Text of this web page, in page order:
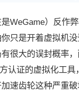
WeGame）反作
你只是开着虚拟机
很大的误封概率
认证的虚拟化工具
速齿轮这种严重破